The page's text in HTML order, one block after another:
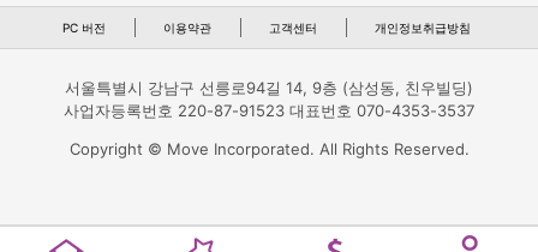
PC 버전 이용약관 고객센터 개인정보취급방침
서울특별시 강남구 선릉로94길 14, 9층 (삼성동, 친우빌딩)
사업자등록번호 220-87-91523 대표번호 070-4353-3537
Copyright © Move Incorporated. All Rights Reserved.